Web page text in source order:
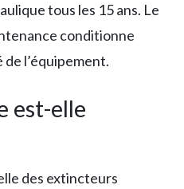
tous les 15 ans. Le
conditionne
l’équipement.
est-elle
des extincteurs